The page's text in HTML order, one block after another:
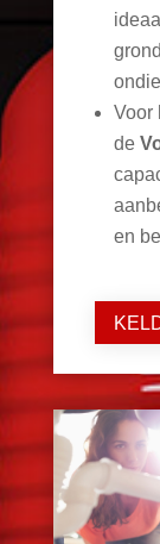
Voor
de
en